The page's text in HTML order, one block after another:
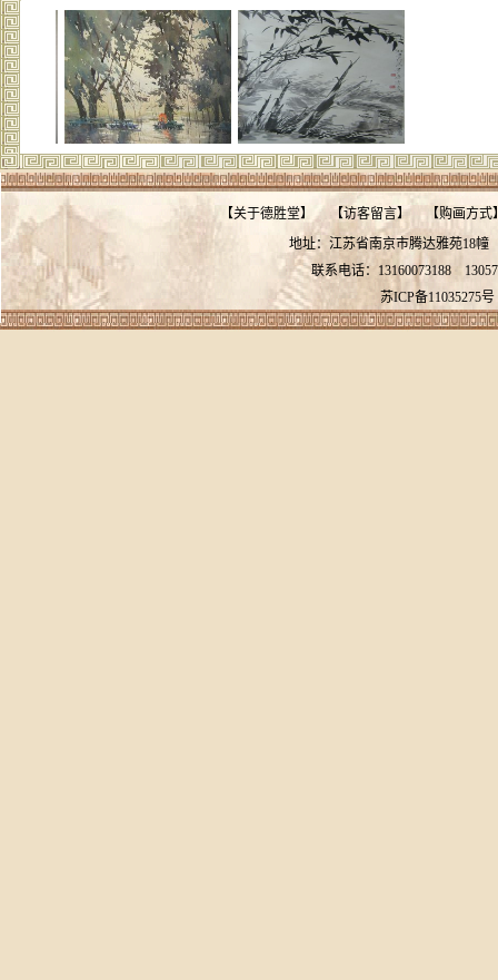
【关于德胜堂】 【访客留言】 【购画方式
地址：江苏省南京市腾达雅苑
联系电话：13160073188
苏ICP备11035275号